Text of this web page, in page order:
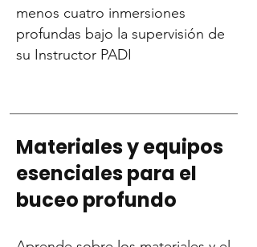
menos cuatro inmersiones
profundas bajo la supervisión de
su Instructor PADI
Materiales y equipos
esenciales para el
buceo profundo